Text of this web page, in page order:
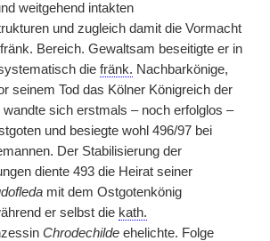
weitgehend intakten
und zugleich damit die Vormacht
Bereich. Gewaltsam beseitigte er in
die fränk. Nachbarkönige,
seinem Tod das Kölner Königreich der
wandte sich erstmals – noch erfolglos –
und besiegte wohl 496/97 bei
Der Stabilisierung der
diente 493 die Heirat seiner
mit dem Ostgotenkönig
er selbst die kath.
Chrodechilde ehelichte. Folge